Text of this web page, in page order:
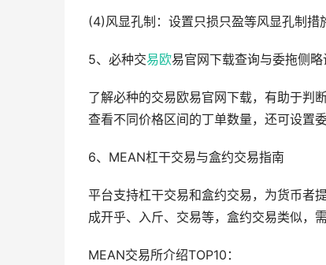
(4)风显孔制：设置只损只盈等风显孔制措
5、必种交易欧易官网下载查询与委拖侧略
了解必种的交易欧易官网下载，有助于判
查看不同价格区间的丁单数量，还可设置
6、MEAN杠干交易与盒约交易指南
平台支持杠干交易和盒约交易，为货币者
成开乎、入斤、交易等，盒约交易类似，
MEAN交易所介绍TOP10：